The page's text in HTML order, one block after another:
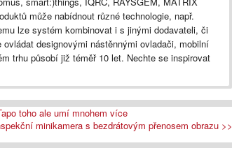
může nabídnout různé technologie, např.
lze systém kombinovat i s jinými dodavateli, či
designovými nástěnnými ovladači, mobilní
trhu působí již téměř 10 let. Nechte se inspirovat
toho ale umí mnohem více
minikamera s bezdrátovým přenosem obrazu >>